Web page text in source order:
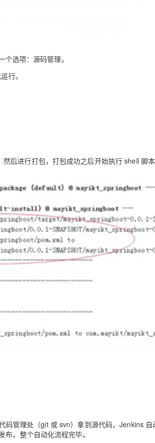
选项：源码管理。
行。
后进行打包，打包成功之后开始执行 shell 脚
码管理处（git 或 svn）拿到源代码，Jenkins 自
，整个自动化流程完毕。